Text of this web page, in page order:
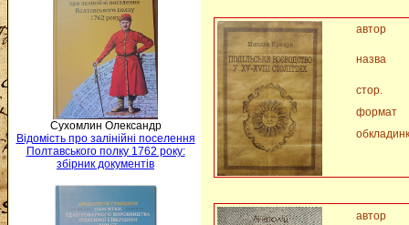
Сухомлин Олександр
Відомість про залінійні поселення
Полтавського полку 1762 року:
збірник документів
автор
назва
стор.
формат
автор